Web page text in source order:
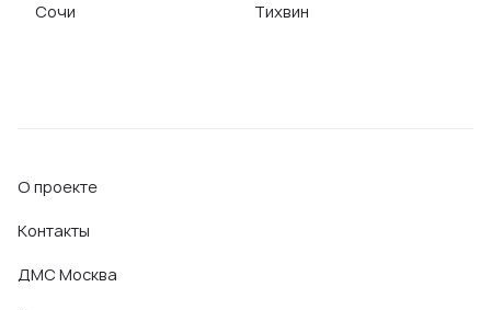
Сочи
Тихвин
О проекте
Контакты
ДМС Москва